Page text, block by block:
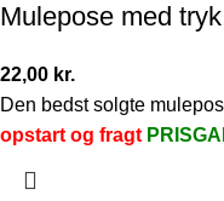
Mulepose med
22,00 kr.
Den bedst solgte
opstart og fragt